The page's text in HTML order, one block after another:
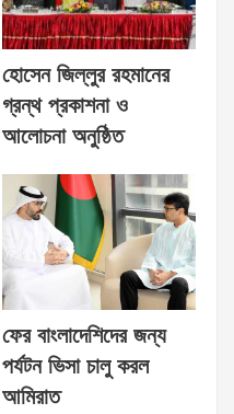
হোসেন জিল্লুর রহমানের
গ্রন্থ প্রকাশনা ও
আলোচনা অনুষ্ঠিত
ফের বাংলাদেশিদের জন্য
পর্যটন ভিসা চালু করল
আমিরাত